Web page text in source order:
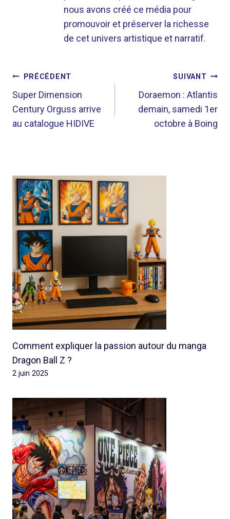
nous avons créé ce média pour
promouvoir et préserver la richesse
de cet univers artistique et narratif.
NAVIGATION
DE
L’ARTICLE
PRÉCÉDENT
Super Dimension
Century Orguss arrive
au catalogue HIDIVE
SUIVANT
Doraemon : Atlantis
demain, samedi 1er
octobre à Boing
Comment expliquer la passion autour du manga
Dragon Ball Z ?
2 juin 2025